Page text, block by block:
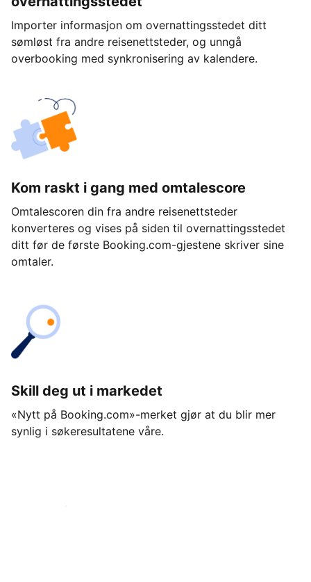
Importer informasjon om overnattingsstedet ditt
sømløst fra andre reisenettsteder, og unngå
overbooking med synkronisering av kalendere.
Kom raskt i gang med omtalescore
Omtalescoren din fra andre reisenettsteder
konverteres og vises på siden til overnattingsstedet
ditt før de første Booking.com-gjestene skriver sine
omtaler.
Skill deg ut i markedet
«Nytt på Booking.com»-merket gjør at du blir mer
synlig i søkeresultatene våre.
Kom i gang i dag